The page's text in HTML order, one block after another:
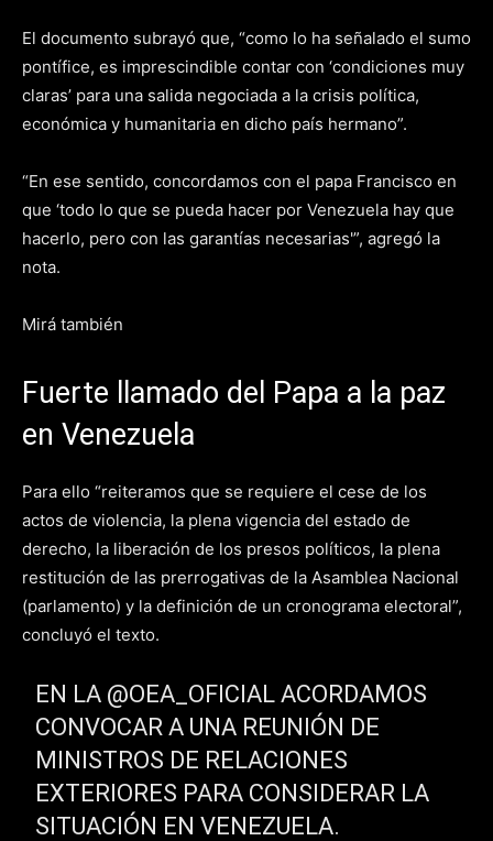
El documento subrayó que, “como lo ha señalado el sumo
pontífice, es imprescindible contar con ‘condiciones muy
claras’ para una salida negociada a la crisis política,
económica y humanitaria en dicho país hermano”.
“En ese sentido, concordamos con el papa Francisco en
que ‘todo lo que se pueda hacer por Venezuela hay que
hacerlo, pero con las garantías necesarias'”, agregó la
nota.
Mirá también
Fuerte llamado del Papa a la paz
en Venezuela
Para ello “reiteramos que se requiere el cese de los
actos de violencia, la plena vigencia del estado de
derecho, la liberación de los presos políticos, la plena
restitución de las prerrogativas de la Asamblea Nacional
(parlamento) y la definición de un cronograma electoral”,
concluyó el texto.
EN LA @OEA_OFICIAL ACORDAMOS
CONVOCAR A UNA REUNIÓN DE
MINISTROS DE RELACIONES
EXTERIORES PARA CONSIDERAR LA
SITUACIÓN EN VENEZUELA.